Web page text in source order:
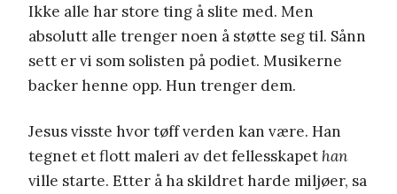
Ikke alle har store ting å slite med. Men
absolutt alle trenger noen å støtte seg til. Sånn
sett er vi som solisten på podiet. Musikerne
backer henne opp. Hun trenger dem.
Jesus visste hvor tøff verden kan være. Han
tegnet et flott maleri av det fellesskapet han
ville starte. Etter å ha skildret harde miljøer, sa